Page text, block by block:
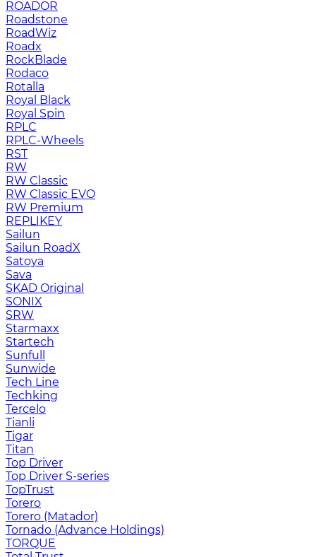
ROADOR
Roadstone
RoadWiz
Roadx
RockBlade
Rodaco
Rotalla
Royal Black
Royal Spin
RPLC
RPLC-Wheels
RST
RW
RW Classic
RW Classic EVO
RW Premium
RЕPLIKEY
Sailun
Sailun RoadX
Satoya
Sava
SKAD Original
SONIX
SRW
Starmaxx
Startech
Sunfull
Sunwide
Tech Line
Techking
Tercelo
Tianli
Tigar
Titan
Top Driver
Top Driver S-series
TopTrust
Torero
Torero (Matador)
Tornado (Advance Holdings)
TORQUE